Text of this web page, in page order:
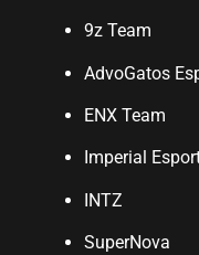
9z Team
AdvoGatos
ENX Team
Imperial
INTZ
SuperNova